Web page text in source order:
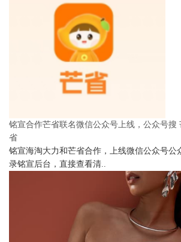
铭宣合作芒省联名微信公众号上线，公众号搜
省
铭宣海淘大力和芒省合作，上线微信公众号公
录铭宣后台，直接查看清..